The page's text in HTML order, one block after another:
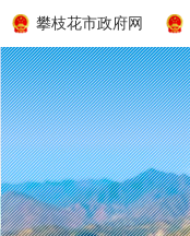
攀枝花市政府网